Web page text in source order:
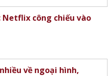
Netflix công chiếu vào
về ngoại hình,